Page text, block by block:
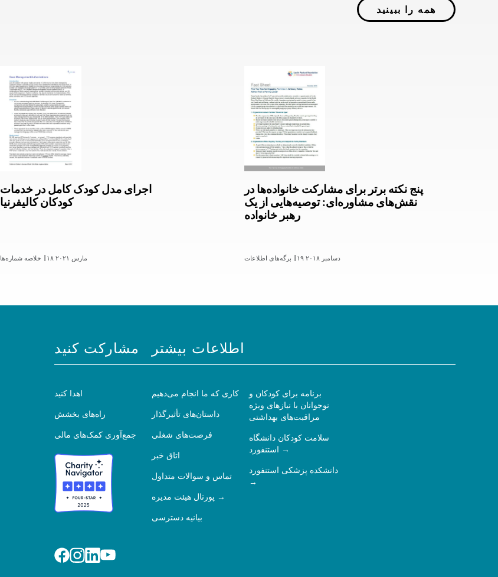
همه را ببینید
اجرای مدل کودک کامل در خدمات
کودکان کالیفرنیا
۱۸ مارس ۲۰۲۱
پنج نکته برتر برای مشارکت خانواده‌ها در
نقش‌های مشاوره‌ای: توصیه‌هایی از یک
رهبر خانواده
۱۹ دسامبر ۲۰۱۸
مشارکت کنید
اهدا کنید
راه‌های بخشش
جمع‌آوری کمک‌های مالی
اطلاعات بیشتر
کاری که ما انجام می‌دهیم
داستان‌های تأثیرگذار
فرصت‌های شغلی
اتاق خبر
تماس و سوالات متداول
پورتال هیئت مدیره
بیانیه دسترسی
برنامه برای کودکان و
نوجوانان با نیازهای ویژه
مراقبت‌های بهداشتی
سلامت کودکان دانشگاه
استنفورد
دانشکده پزشکی استنفورد